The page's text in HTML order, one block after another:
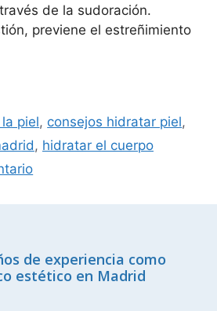
de la sudoración.
previene el estreñimiento
piel, consejos hidratar piel,
, hidratar el cuerpo
de experiencia como
estético en Madrid